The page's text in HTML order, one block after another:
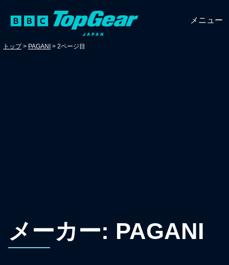
メニュー
トップ > PAGANI > 2ページ目
メーカー: PAGANI